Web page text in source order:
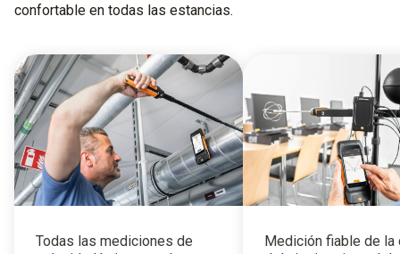
confortable en todas las estancias.
Todas las mediciones de
Medición fiable de la